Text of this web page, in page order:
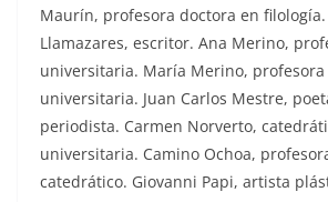
Maurín, profesora doctora en filología.
Llamazares, escritor. Ana Merino,
universitaria. María Merino, profesora
universitaria. Juan Carlos Mestre,
periodista. Carmen Norverto,
universitaria. Camino Ochoa,
catedrático. Giovanni Papi, artista